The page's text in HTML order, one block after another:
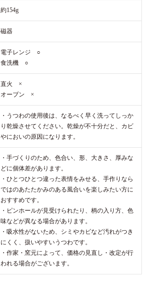
約154g
磁器
電子レンジ ○
食洗機 ○
直火 ×
オーブン ×
・うつわの使用後は、なるべく早く洗ってしっか
り乾燥させてください。乾燥が不十分だと、カビ
やにおいの原因になります。
・手づくりのため、色合い、形、大きさ、厚みな
どに個体差があります。
・ひとつひとつ違った表情をみせる、手作りなら
ではのあたたかみのある風合いを楽しみたい方に
おすすめです。
・ピンホールが見受けられたり、柄の入り方、色
味などが異なる場合があります。
・吸水性がないため、シミやカビなど汚れがつき
にくく、扱いやすいうつわです。
・作家・窯元によって、価格の見直し・改定が行
われる場合がございます。